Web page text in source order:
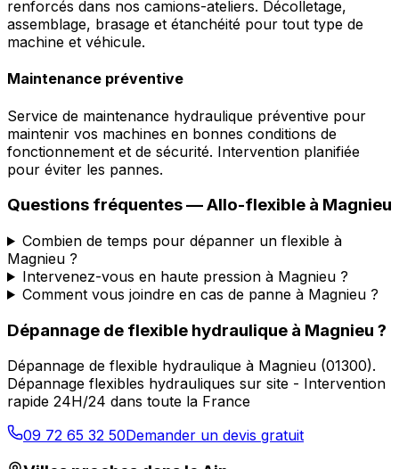
renforcés dans nos camions-ateliers. Décolletage,
assemblage, brasage et étanchéité pour tout type de
machine et véhicule.
Maintenance préventive
Service de maintenance hydraulique préventive pour
maintenir vos machines en bonnes conditions de
fonctionnement et de sécurité. Intervention planifiée
pour éviter les pannes.
Questions fréquentes —Allo-flexible à Magnieu
Combien de temps pour dépanner un flexible à
Magnieu ?
Intervenez-vous en haute pression à Magnieu ?
Comment vous joindre en cas de panne à Magnieu ?
Dépannage de flexible hydraulique à Magnieu ?
Dépannage de flexible hydraulique à Magnieu (01300).
Dépannage flexibles hydrauliques sur site - Intervention
rapide 24H/24 dans toute la France
09 72 65 32 50Demander un devis gratuit